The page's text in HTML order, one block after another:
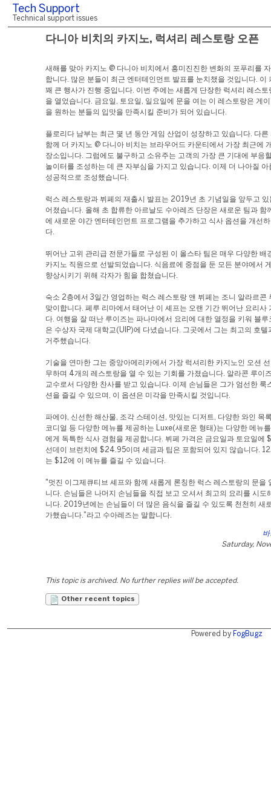
Tech Support
Technical support issues
다니아 비치의 카지노, 럭셔리 레스토랑 오픈
새해를 맞아 카지노 @ 다니아 비치에서 흥미진진한 변화의 포푸리를
합니다. 많은 분들이 최근 엔터테인먼트 발표를 눈치챘을 것입니다. 이
꽤 큰 행사가 진행 중입니다. 이번 주에는 새롭게 단장한 럭셔리 레스토
을 열었습니다. 금요일, 토요일, 일요일에 문을 여는 이 레스토랑은 게
을 원하는 분들의 입맛을 만족시킬 준비가 되어 있습니다.
플로리다 남부는 최근 몇 년 동안 게임 산업이 성장하고 있습니다. 다른
함께 더 카지노 @ 다니아 비치는 브라우어드 카운티에서 가장 최근에
장소입니다. 그럼에도 불구하고 소유주는 고객의 가장 큰 기대에 부응
놀이터를 조성하는 데 큰 자부심을 가지고 있습니다. 이제 더 나아질 아
성공적으로 조성했습니다.
럭스 레스토랑과 뷔페의 재출시 발표는 2019년 초 기념일을 앞두고 있
어졌습니다. 올해 초 합류한 아르날도 수아레즈 단장은 새로운 팀과 함
에 새로운 야간 엔터테인먼트 프로그램을 추가하고 식사 옵션을 개선
다.
뛰어난 고위 관리급 전문가들로 구성된 이 올스타 팀은 매우 다양한 배
카지노 직원으로 선발되었습니다. 식음료에 중점을 둔 모든 분야에서
향상시키기 위해 각자가 힘을 합쳤습니다.
숙소 2층에서 3일간 영업하는 럭스 레스토랑 앤 뷔페는 조니 알라르콘
맞이합니다. 페루 리마에서 태어난 이 셰프는 오랜 기간 뛰어난 요리사
다. 여행을 잘 떠난 루이즈는 파나마에서 요리에 대한 열정을 키워 블루
은 수상자 국제 대학교(UIP)에 다녔습니다. 그곳에서 그는 최고의 호텔
거주했습니다.
기술을 연마한 그는 중앙아메리카에서 가장 럭셔리한 카지노인 오션
무하며 4개의 레스토랑을 열 수 있는 기회를 가졌습니다. 알라콘 루이
교수로서 다양한 찬사를 받고 있습니다. 이제 손님들은 그가 엄선한 룩
션을 즐길 수 있으며, 이 옵션은 미각을 만족시킬 것입니다.
파에야, 신선한 해산물, 조각 스테이션, 맛있는 디저트, 다양한 와인 목
코디얼 등 다양한 메뉴를 제공하는 Luxe(새로운 형태)는 다양한 메뉴
에게 독특한 식사 경험을 제공합니다. 뷔페 가격은 금요일과 토요일에
선데이 브런치에 $24.95이며 세금과 팁은 포함되어 있지 않습니다.
는 $12에 이 메뉴를 즐길 수 있습니다.
"멋진 이그제큐티브 셰프와 함께 새롭게 론칭한 럭스 레스토랑의 문을
니다. 손님들은 나머지 손님들을 직접 보고 오셔서 최고의 요리를 시도
니다. 2019년에는 손님들이 더 많은 음식을 즐길 수 있도록 천천히 새
가했습니다."라고 수아레즈는 말합니다.
Saturday,
This topic is archived. No further replies will be accepted.
Other recent topics
Powered by FogBugz